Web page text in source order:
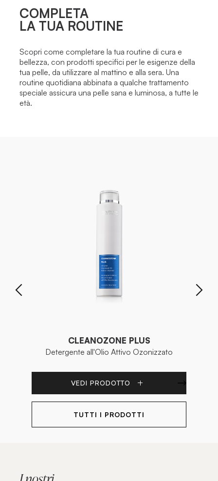
COMPLETA
LA TUA ROUTINE
Scopri come completare la tua routine di cura e
bellezza, con prodotti specifici per le esigenze della
tua pelle, da utilizzare al mattino e alla sera. Una
routine quotidiana abbinata a qualche trattamento
speciale assicura una pelle sana e luminosa, a tutte le
età.
CLEANOZONE PLUS
Detergente all'Olio Attivo Ozonizzato
VEDI PRODOTTO
TUTTI I PRODOTTI